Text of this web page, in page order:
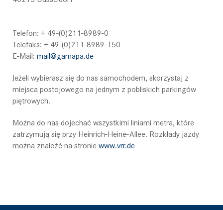
Telefon: + 49-(0)211-8989-0
Telefaks: + 49-(0)211-8989-150
E-Mail: mail@gamapa.de
Jeżeli wybierasz się do nas samochodem, skorzystaj z
miejsca postojowego na jednym z pobliskich parkingów
piętrowych.
Można do nas dojechać wszystkimi liniami metra, które
zatrzymują się przy Heinrich-Heine-Allee. Rozkłady jazdy
można znaleźć na stroniewww.vrr.de